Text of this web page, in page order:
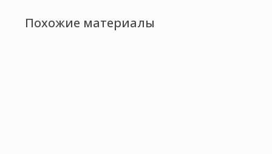
Похожие материалы